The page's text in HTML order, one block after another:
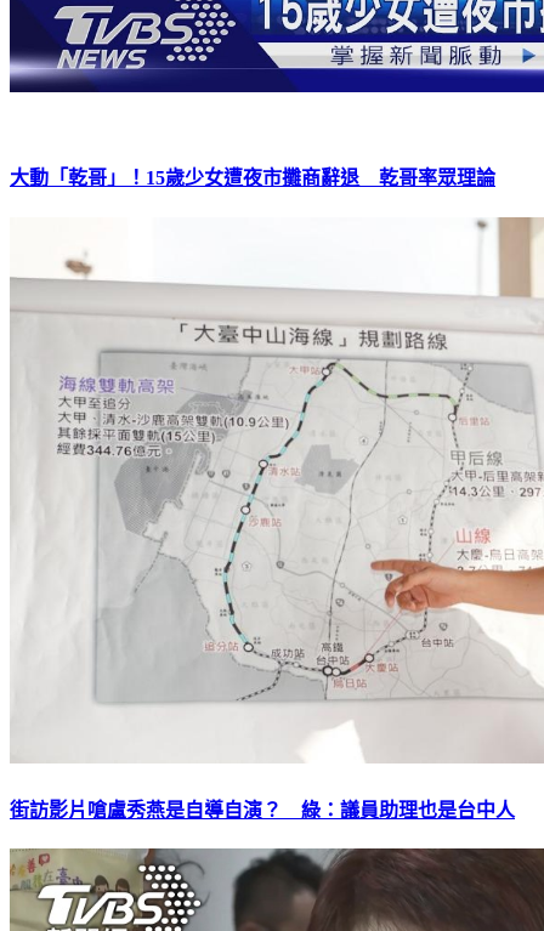
大動「乾哥」！15歲少女遭夜市攤商辭退 乾哥率眾理論
街訪影片嗆盧秀燕是自導自演？ 綠：議員助理也是台中人